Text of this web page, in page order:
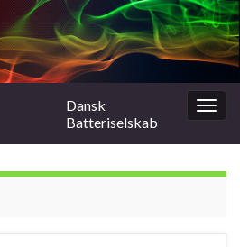
Dansk
Batteriselskab